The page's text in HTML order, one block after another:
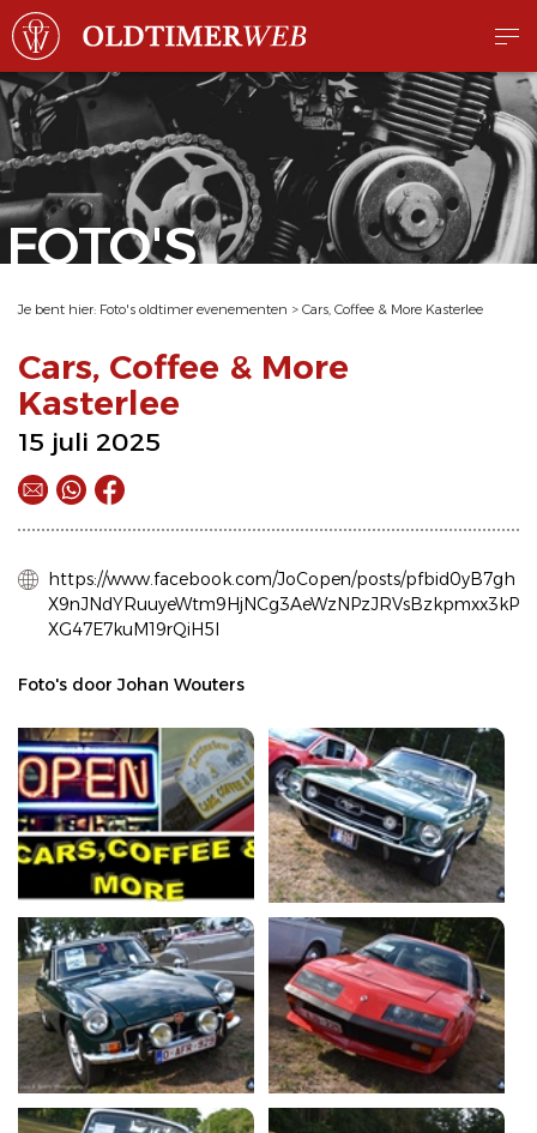
FOTO'S
Je bent hier: Foto's oldtimer evenementen > Cars, Coffee & More Kasterlee
Cars, Coffee & More
Kasterlee
15 juli 2025
https://www.facebook.com/JoCopen/posts/pfbid0yB7gh
X9nJNdYRuuyeWtm9HjNCg3AeWzNPzJRVsBzkpmxx3kP
XG47E7kuM19rQiH5l
Foto's door Johan Wouters